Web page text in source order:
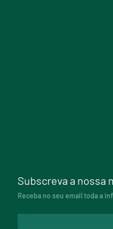
Subscreva a nossa
Receba no seu email toda a